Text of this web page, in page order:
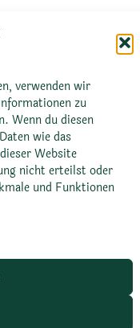
verwenden wir
zu
Wenn du diesen
wie das
Website
nicht erteilst oder
und Funktionen
mit
26-